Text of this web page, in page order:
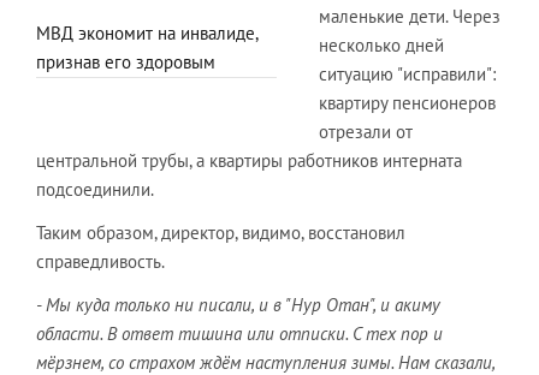
МВД экономит на инвалиде,
признав его здоровым
маленькие дети. Через
несколько дней
ситуацию "исправили":
квартиру пенсионеров
отрезали от
центральной трубы, а квартиры работников интерната
подсоединили.
Таким образом, директор, видимо, восстановил
справедливость.
- Мы куда только ни писали, и в "Нур Отан", и акиму
области. В ответ тишина или отписки. С тех пор и
мёрзнем, со страхом ждём наступления зимы. Нам сказали,